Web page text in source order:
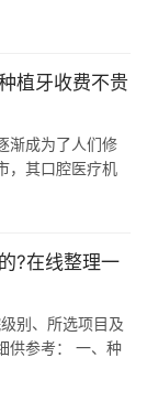
植牙收费不贵
渐成为了人们修
，其口腔医疗机
?在线整理一
别、所选项目及
供参考： 一、种